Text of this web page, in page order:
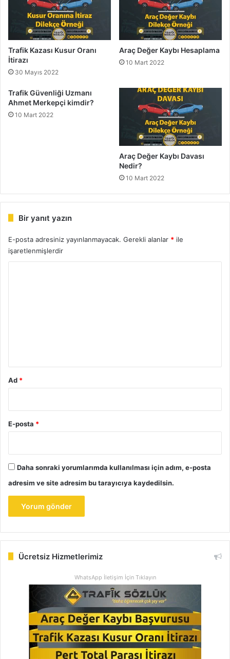
Trafik Kazası Kusur Oranı
İtirazı
30 Mayıs 2022
Araç Değer Kaybı Hesaplama
10 Mart 2022
Trafik Güvenliği Uzmanı
Ahmet Merkepçi kimdir?
10 Mart 2022
Araç Değer Kaybı Davası
Nedir?
10 Mart 2022
Bir yanıt yazın
E-posta adresiniz yayınlanmayacak. Gerekli alanlar * ile
işaretlenmişlerdir
Ad *
E-posta *
Daha sonraki yorumlarımda kullanılması için adım, e-posta
adresim ve site adresim bu tarayıcıya kaydedilsin.
Ücretsiz Hizmetlerimiz
WhatsApp İletişim İçin Tıklayın